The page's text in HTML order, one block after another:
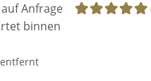
auf Anfrage
binnen